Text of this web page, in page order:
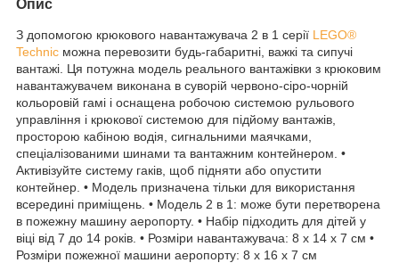
Опис
З допомогою крюкового навантажувача 2 в 1 серії LEGO®
Technic можна перевозити будь-габаритні, важкі та сипучі
вантажі. Ця потужна модель реального вантажівки з крюковим
навантажувачем виконана в суворій червоно-сіро-чорній
кольоровій гамі і оснащена робочою системою рульового
управління і крюкової системою для підйому вантажів,
просторою кабіною водія, сигнальними маячками,
спеціалізованими шинами та вантажним контейнером. •
Активізуйте систему гаків, щоб підняти або опустити
контейнер. • Модель призначена тільки для використання
всередині приміщень. • Модель 2 в 1: може бути перетворена
в пожежну машину аеропорту. • Набір підходить для дітей у
віці від 7 до 14 років. • Розміри навантажувача: 8 х 14 х 7 см •
Розміри пожежної машини аеропорту: 8 х 16 х 7 см